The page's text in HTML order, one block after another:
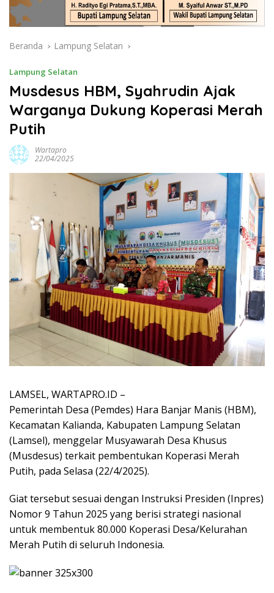
Beranda Lampung Selatan
Lampung Selatan
Musdesus HBM, Syahrudin Ajak
Warganya Dukung Koperasi Merah
Putih
Wartapro
22/04/2025
LAMSEL, WARTAPRO.ID –
Pemerintah Desa (Pemdes) Hara Banjar Manis (HBM),
Kecamatan Kalianda, Kabupaten Lampung Selatan
(Lamsel), menggelar Musyawarah Desa Khusus
(Musdesus) terkait pembentukan Koperasi Merah
Putih, pada Selasa (22/4/2025).
Giat tersebut sesuai dengan Instruksi Presiden (Inpres)
Nomor 9 Tahun 2025 yang berisi strategi nasional
untuk membentuk 80.000 Koperasi Desa/Kelurahan
Merah Putih di seluruh Indonesia.